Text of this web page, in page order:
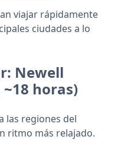
viajar rápidamente
ciudades a lo
Newell
horas)
las regiones del
ritmo más relajado.